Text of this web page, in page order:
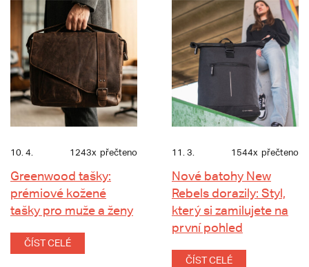
10. 4. 1243x přečteno
Greenwood tašky:
prémiové kožené
tašky pro muže a ženy
ČÍST CELÉ
11. 3. 1544x přečteno
Nové batohy New
Rebels dorazily: Styl,
který si zamilujete na
první pohled
ČÍST CELÉ